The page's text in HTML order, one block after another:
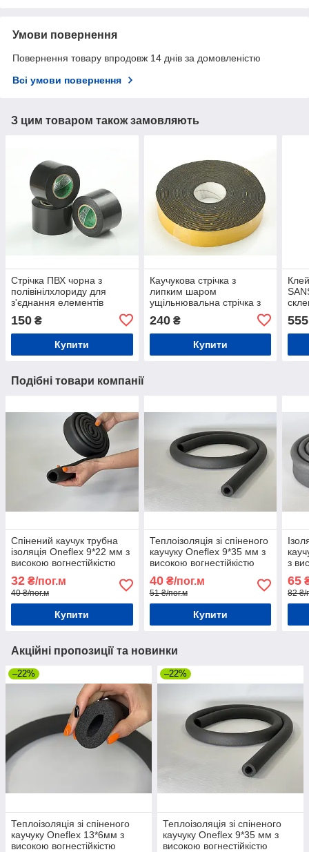
Умови повернення
Повернення товару впродовж 14 днів за домовленістю
Всі умови повернення
З цим товаром також замовляють
Стрічка ПВХ чорна з
полівінілхлориду для
з'єднання елементів
150 ₴
Купити
Каучукова стрічка з
липким шаром
ущільнювальна стрічка з
240₴
Купити
555
Подібні товари компанії
Спінений каучук трубна
ізоляція Oneflex 9*22 мм з
високою вогнестійкістю
32 ₴/пог.м
40 ₴/пог.м
Купити
Теплоізоляція зі спіненого
каучуку Oneflex 9*35 мм з
високою вогнестійкістю
40₴/пог.м
51 ₴/пог.м
Купити
з
65
82 ₴/
Акційні пропозиції та новинки
–22%
Теплоізоляція зі спіненого
каучуку Oneflex 13*6мм з
високою вогнестійкістю
–22%
Теплоізоляція зі спіненого
каучуку Oneflex 9*35 мм з
високою вогнестійкістю